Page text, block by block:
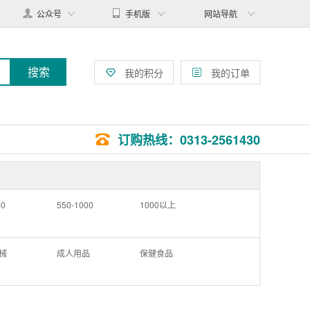
公众号 手机版 网站导航
搜索 我的订单
我的积分
订购热线：0313-2561430
550-1000 1000以上
成人用品
保健食品